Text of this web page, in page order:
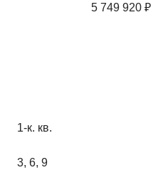
5 749 920 ₽
1-к. кв.
3, 6, 9